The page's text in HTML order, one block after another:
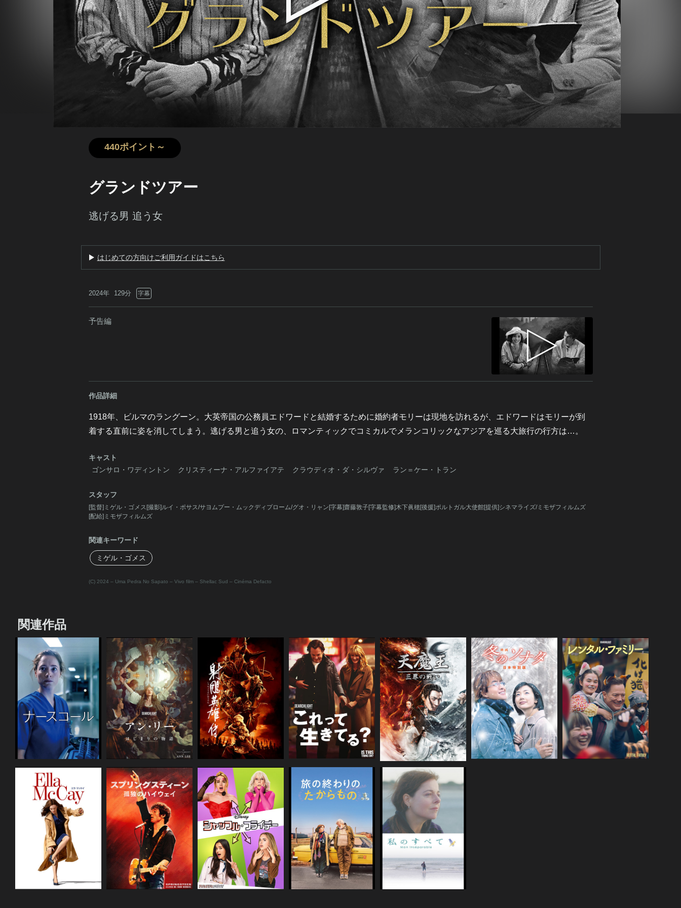
440ポイント～
グランドツアー
逃げる男 追う女
はじめての方向けご利用ガイドはこちら
2024年 129分 字幕
予告編
作品詳細
1918年、ビルマのラングーン。大英帝国の公務員エドワードと結婚するために婚約者モリーは現地を訪れるが、エドワードはモリーが到
着する直前に姿を消してしまう。逃げる男と追う女の、ロマンティックでコミカルでメランコリックなアジアを巡る大旅行の行方は…。
キャスト
ゴンサロ・ワディントン
クリスティーナ・アルファイアテ クラウディオ・ダ・シルヴァ ラン＝ケー・トラン
スタッフ
[監督]ミゲル・ゴメス[撮影]ルイ・ポサス/サヨムプー・ムックディプローム/グオ・リャン[字幕]齋藤敦子[字幕監修]木下眞穂[後援]ポルトガル大使館[提供]シネマライズ/ミモザフィルムズ
[配給]ミモザフィルムズ
関連キーワード
ミゲル・ゴメス
(C) 2024 – Uma Pedra No Sapato – Vivo film – Shellac Sud – Cinéma Defacto
関連作品